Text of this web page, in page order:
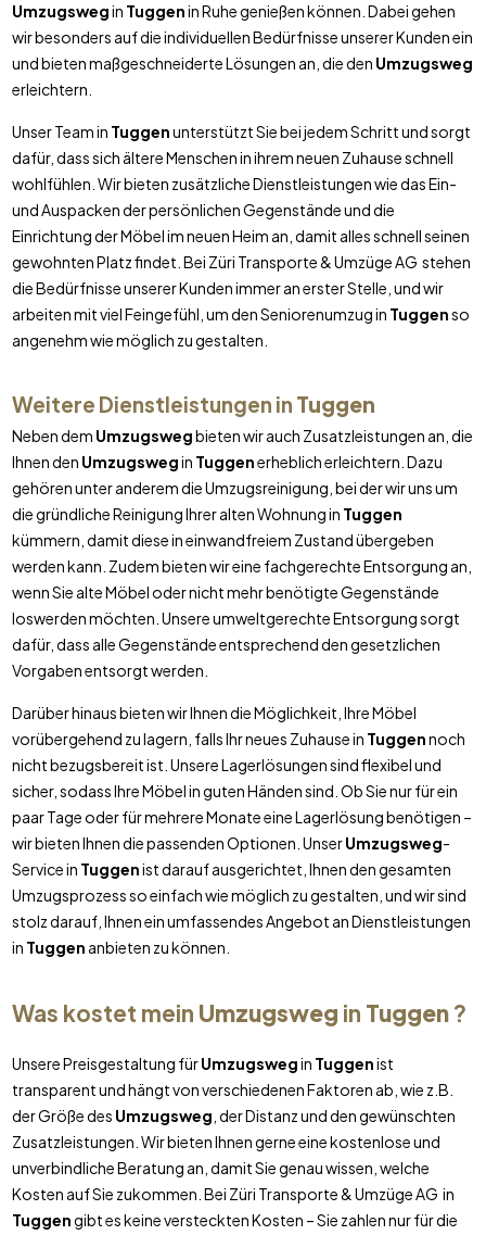
Umzugswegin Tuggenin Ruhe genießen können. Dabei gehen
wir besonders auf die individuellen Bedürfnisse unserer Kunden ein
und bieten maßgeschneiderte Lösungen an, die den Umzugsweg
erleichtern.
Unser Team in Tuggenunterstützt Sie bei jedem Schritt und sorgt
dafür, dass sich ältere Menschen in ihrem neuen Zuhause schnell
wohlfühlen. Wir bieten zusätzliche Dienstleistungen wie das Ein-
und Auspacken der persönlichen Gegenstände und die
Einrichtung der Möbel im neuen Heim an, damit alles schnell seinen
gewohnten Platz findet. Bei Züri Transporte & Umzüge AG stehen
die Bedürfnisse unserer Kunden immer an erster Stelle, und wir
arbeiten mit viel Feingefühl, um den Seniorenumzug in Tuggenso
angenehm wie möglich zu gestalten.
Weitere Dienstleistungen in Tuggen
Neben dem Umzugswegbieten wir auch Zusatzleistungen an, die
Ihnen den Umzugswegin Tuggenerheblich erleichtern. Dazu
gehören unter anderem die Umzugsreinigung, bei der wir uns um
die gründliche Reinigung Ihrer alten Wohnung in Tuggen
kümmern, damit diese in einwandfreiem Zustand übergeben
werden kann. Zudem bieten wir eine fachgerechte Entsorgung an,
wenn Sie alte Möbel oder nicht mehr benötigte Gegenstände
loswerden möchten. Unsere umweltgerechte Entsorgung sorgt
dafür, dass alle Gegenstände entsprechend den gesetzlichen
Vorgaben entsorgt werden.
Darüber hinaus bieten wir Ihnen die Möglichkeit, Ihre Möbel
vorübergehend zu lagern, falls Ihr neues Zuhause in Tuggennoch
nicht bezugsbereit ist. Unsere Lagerlösungen sind flexibel und
sicher, sodass Ihre Möbel in guten Händen sind. Ob Sie nur für ein
paar Tage oder für mehrere Monate eine Lagerlösung benötigen –
wir bieten Ihnen die passenden Optionen. UnserUmzugsweg-
Service in Tuggenist darauf ausgerichtet, Ihnen den gesamten
Umzugsprozess so einfach wie möglich zu gestalten, und wir sind
stolz darauf, Ihnen ein umfassendes Angebot an Dienstleistungen
in Tuggen anbieten zu können.
Was kostet mein Umzugsweg in Tuggen?
Unsere Preisgestaltung fürUmzugswegin Tuggenist
transparent und hängt von verschiedenen Faktoren ab, wie z.B.
der Größe des Umzugsweg , der Distanz und den gewünschten
Zusatzleistungen. Wir bieten Ihnen gerne eine kostenlose und
unverbindliche Beratung an, damit Sie genau wissen, welche
Kosten auf Sie zukommen. Bei Züri Transporte & Umzüge AG in
Tuggengibt es keine versteckten Kosten – Sie zahlen nur für die